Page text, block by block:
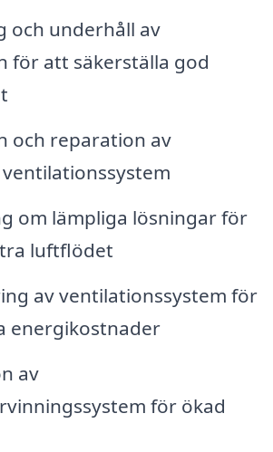
och underhåll av
för att säkerställa god
och reparation av
om lämpliga lösningar för
luftflödet
av ventilationssystem för
energikostnader
av
för ökad